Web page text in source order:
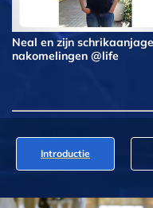
Neal en zijn
nakomelingen @life
Introductie